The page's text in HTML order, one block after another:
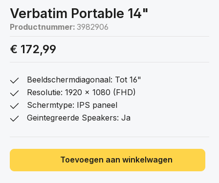
Verbatim Portable 14"
Productnummer: 3982906
€ 172,99
Beeldschermdiagonaal: Tot 16"
Resolutie: 1920 x 1080 (FHD)
Schermtype: IPS paneel
Geintegreerde Speakers: Ja
Toevoegen aan winkelwagen